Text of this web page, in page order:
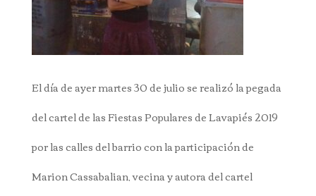
El día de ayer martes 30 de julio se realizó la pegada
del cartel de las Fiestas Populares de Lavapiés 2019
por las calles del barrio con la participación de
Marion Cassabalian, vecina y autora del cartel